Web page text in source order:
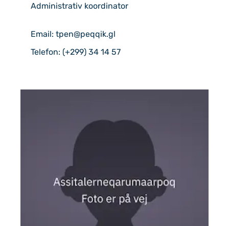
Administrativ koordinator
Email: tpen@peqqik.gl
Telefon: (+299) 34 14 57